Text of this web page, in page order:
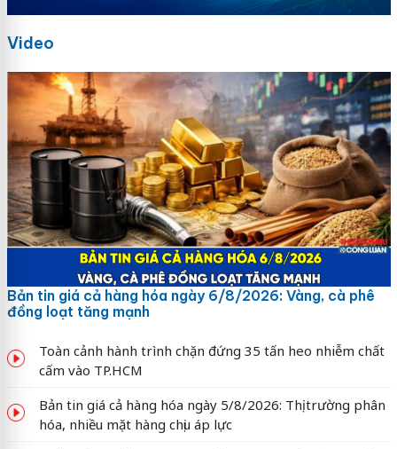
Video
Bản tin giá cả hàng hóa ngày 6/8/2026: Vàng, cà phê
đồng loạt tăng mạnh
Toàn cảnh hành trình chặn đứng 35 tấn heo nhiễm chất
cấm vào TP.HCM
Bản tin giá cả hàng hóa ngày 5/8/2026: Thị trường phân
hóa, nhiều mặt hàng chịu áp lực